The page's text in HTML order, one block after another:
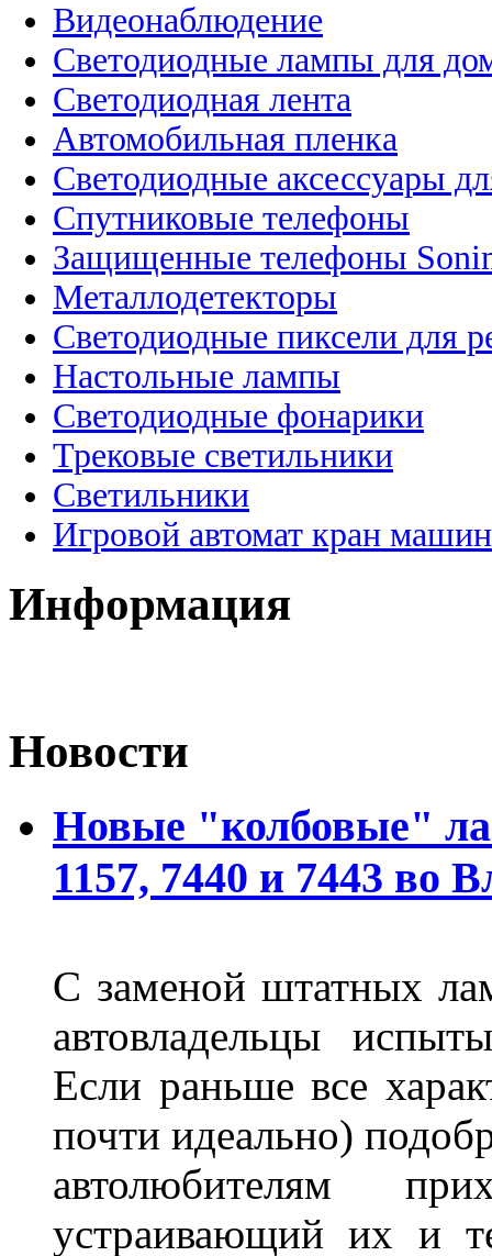
Видеонаблюдение
Светодиодные лампы для
Светодиодная лента
Автомобильная пленка
Светодиодные аксессуары
Спутниковые телефоны
Защищенные телефоны
Металлодетекторы
Светодиодные пиксели для
Настольные лампы
Светодиодные фонарики
Трековые светильники
Светильники
Игровой автомат кран
Информация
Новости
Новые "колбовые"
1157, 7440 и 7443 во
С заменой штатных
автовладельцы
Если раньше все
почти идеально)
автолюбителям
устраивающий их и